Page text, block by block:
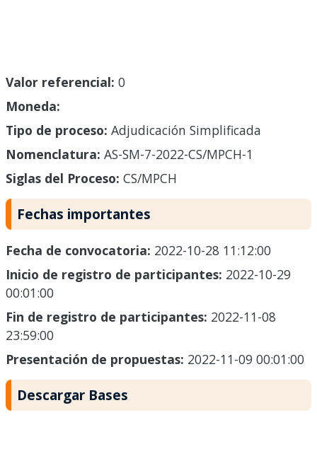
Valor referencial: 0
Moneda:
Tipo de proceso: Adjudicación Simplificada
Nomenclatura: AS-SM-7-2022-CS/MPCH-1
Siglas del Proceso: CS/MPCH
Fechas importantes
Fecha de convocatoria: 2022-10-28 11:12:00
Inicio de registro de participantes: 2022-10-29
00:01:00
Fin de registro de participantes: 2022-11-08
23:59:00
Presentación de propuestas: 2022-11-09 00:01:00
Descargar Bases